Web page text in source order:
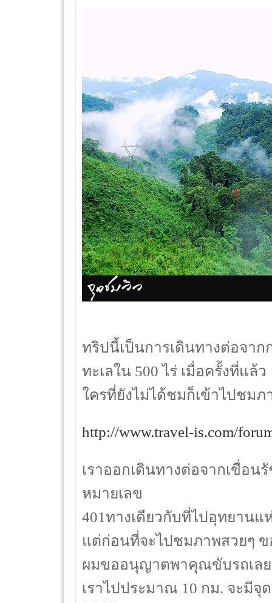
ทริปนี้เป็นการเดินทางต่อจาก
ทะเลใน 500 ไร่ เมื่อครั้งที่แล้ว
ใครที่ยังไม่ได้ชมก็เข้าไปชม
http://www.travel-is.com/
เราออกเดินทางต่อจากเขื่อ
หมายเลข
401ทางเดียวกับที่ไปอุทยานแ
แต่ก่อนที่จะไปชมภาพสวยๆ ข
ผมขออนุญาตพาคุณขับรถเลย
เราไปประมาณ 10 กม. จะมีจุ